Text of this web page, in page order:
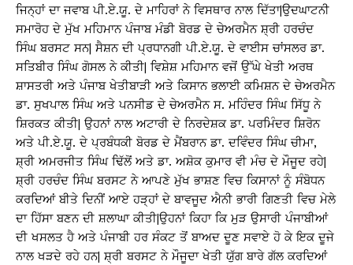
ਜਿਨ੍ਹਾਂ ਦਾ ਜਵਾਬ ਪੀ.ਏ.ਯੂ. ਦੇ ਮਾਹਿਰਾਂ ਨੇ ਵਿਸਥਾਰ ਨਾਲ ਦਿੱਤਾ|ਉਦਘਾਟਨੀ
ਸਮਾਰੋਹ ਦੇ ਮੁੱਖ ਮਹਿਮਾਨ ਪੰਜਾਬ ਮੰਡੀ ਬੋਰਡ ਦੇ ਚੇਅਰਮੈਨ ਸ਼੍ਰੀ ਹਰਚੰਦ
ਸਿੰਘ ਬਰਸਟ ਸਨ| ਸੈਸ਼ਨ ਦੀ ਪ੍ਰਧਾਨਗੀ ਪੀ.ਏ.ਯੂ. ਦੇ ਵਾਈਸ ਚਾਂਸਲਰ ਡਾ.
ਸਤਿਬੀਰ ਸਿੰਘ ਗੋਸਲ ਨੇ ਕੀਤੀ| ਵਿਸ਼ੇਸ਼ ਮਹਿਮਾਨ ਵਜੋਂ ਉੱਘੇ ਖੇਤੀ ਅਰਥ
ਸ਼ਾਸਤਰੀ ਅਤੇ ਪੰਜਾਬ ਖੇਤੀਬਾੜੀ ਅਤੇ ਕਿਸਾਨ ਭਲਾਈ ਕਮਿਸ਼ਨ ਦੇ ਚੇਅਰਮੈਨ
ਡਾ. ਸੁਖਪਾਲ ਸਿੰਘ ਅਤੇ ਪਨਸੀਡ ਦੇ ਚੇਅਰਮੈਨ ਸ. ਮਹਿੰਦਰ ਸਿੰਘ ਸਿੱਧੂ ਨੇ
ਸ਼ਿਰਕਤ ਕੀਤੀ| ਉਹਨਾਂ ਨਾਲ ਅਟਾਰੀ ਦੇ ਨਿਰਦੇਸ਼ਕ ਡਾ. ਪਰਮਿੰਦਰ ਸ਼ਿਰੋਨ
ਅਤੇ ਪੀ.ਏ.ਯੂ. ਦੇ ਪ੍ਰਬੰਧਕੀ ਬੋਰਡ ਦੇ ਮੈਂਬਰਾਨ ਡਾ. ਦਵਿੰਦਰ ਸਿੰਘ ਚੀਮਾ,
ਸ਼੍ਰੀ ਅਮਰਜੀਤ ਸਿੰਘ ਢਿੱਲੋਂ ਅਤੇ ਡਾ. ਅਸ਼ੋਕ ਕੁਮਾਰ ਵੀ ਮੰਚ ਦੇ ਮੌਜੂਦ ਰਹੇ|
ਸ਼੍ਰੀ ਹਰਚੰਦ ਸਿੰਘ ਬਰਸਟ ਨੇ ਆਪਣੇ ਮੁੱਖ ਭਾਸ਼ਣ ਵਿਚ ਕਿਸਾਨਾਂ ਨੂੰ ਸੰਬੋਧਨ
ਕਰਦਿਆਂ ਬੀਤੇ ਦਿਨੀਂ ਆਏ ਹੜ੍ਹਾਂ ਦੇ ਬਾਵਜੂਦ ਐਨੀ ਭਾਰੀ ਗਿਣਤੀ ਵਿਚ ਮੇਲੇ
ਦਾ ਹਿੱਸਾ ਬਣਨ ਦੀ ਸ਼ਲਾਘਾ ਕੀਤੀ|ਉਹਨਾਂ ਕਿਹਾ ਕਿ ਮੁੜ ਉਸਾਰੀ ਪੰਜਾਬੀਆਂ
ਦੀ ਖਸਲਤ ਹੈ ਅਤੇ ਪੰਜਾਬੀ ਹਰ ਸੰਕਟ ਤੋਂ ਬਾਅਦ ਦੂਣ ਸਵਾਏ ਹੋ ਕੇ ਇਕ ਦੂਜੇ
ਨਾਲ ਖੜਦੇ ਰਹੇ ਹਨ| ਸ਼੍ਰੀ ਬਰਸਟ ਨੇ ਮੌਜੂਦਾ ਖੇਤੀ ਯੁੱਗ ਬਾਰੇ ਗੱਲ ਕਰਦਿਆਂ